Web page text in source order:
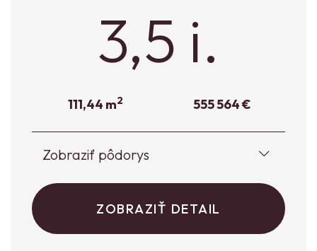
3,5 i.
111,44 m2 555 564 €
Zobraziť pôdorys
ZOBRAZIŤ DETAIL